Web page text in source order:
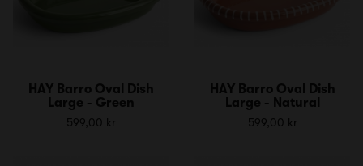
HAY Barro Oval Dish
Large - Green
599,00 kr
HAY Barro Oval Dish
Large - Natural
599,00 kr